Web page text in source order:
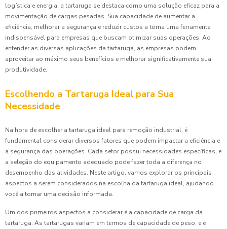
logística e energia, a tartaruga se destaca como uma solução eficaz para a
movimentação de cargas pesadas. Sua capacidade de aumentar a
eficiência, melhorar a segurança e reduzir custos a torna uma ferramenta
indispensável para empresas que buscam otimizar suas operações. Ao
entender as diversas aplicações da tartaruga, as empresas podem
aproveitar ao máximo seus benefícios e melhorar significativamente sua
produtividade.
Escolhendo a Tartaruga Ideal para Sua
Necessidade
Na hora de escolher a tartaruga ideal para remoção industrial, é
fundamental considerar diversos fatores que podem impactar a eficiência e
a segurança das operações. Cada setor possui necessidades específicas, e
a seleção do equipamento adequado pode fazer toda a diferença no
desempenho das atividades. Neste artigo, vamos explorar os principais
aspectos a serem considerados na escolha da tartaruga ideal, ajudando
você a tomar uma decisão informada.
Um dos primeiros aspectos a considerar é a capacidade de carga da
tartaruga. As tartarugas variam em termos de capacidade de peso, e é